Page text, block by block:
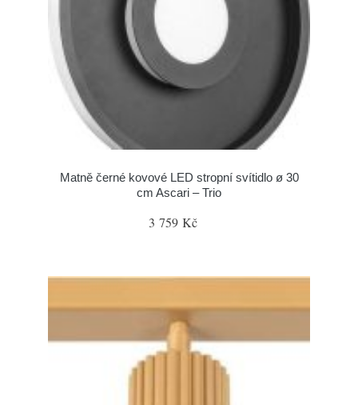
Matně černé kovové LED stropní svítidlo ø 30
cm Ascari – Trio
3 759 Kč